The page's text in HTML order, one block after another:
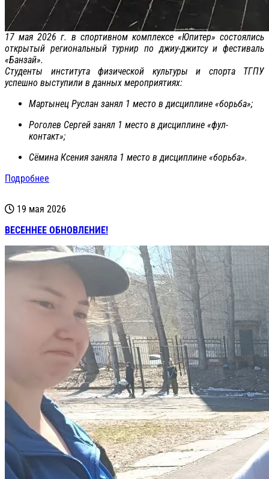
17 мая 2026 г. в спортивном комплексе «Юпитер» состоялись
открытый региональный турнир по джиу-джитсу и фестиваль
«Банзай».
Студенты института физической культуры и спорта ТГПУ
успешно выступили в данных мероприятиях:
Мартынец Руслан занял 1 место в дисциплине «борьба»;
Роголев Сергей занял 1 место в дисциплине «фул-
контакт»;
Сёмина Ксения заняла 1 место в дисциплине «борьба».
Подробнее
19 мая 2026
ВЕСЕННЕЕ ОБНОВЛЕНИЕ!